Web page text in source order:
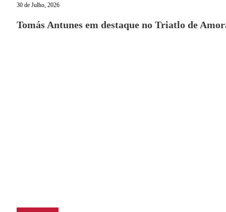
30 de Julho, 2026
Tomás Antunes em destaque no Triatlo de